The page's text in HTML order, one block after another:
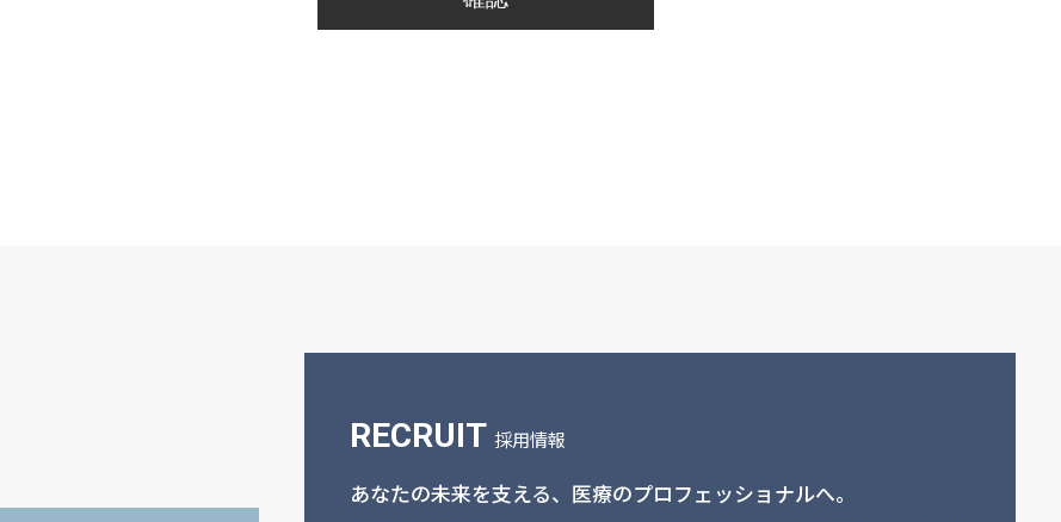
RECRUIT 採用情報
あなたの未来を支える、 医療のプロフェッショナルへ。